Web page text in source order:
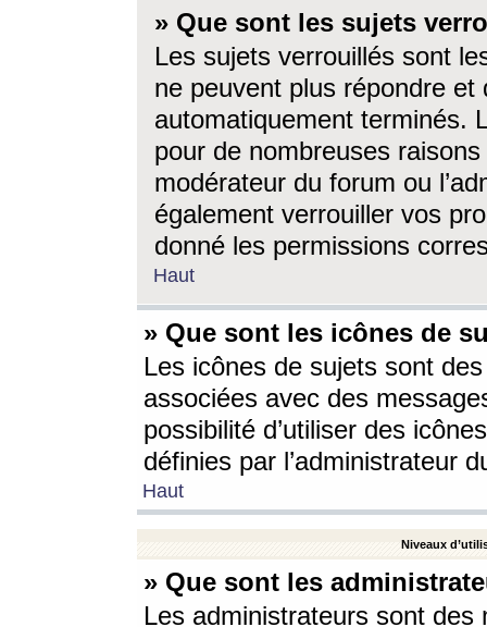
» Que sont les sujets
Les sujets verrouillés sont
ne peuvent plus répondre
automatiquement terminés.
pour de nombreuses
modérateur du forum ou
également verrouiller vos
donné les permissions
Haut
» Que sont les icônes de
Les icônes de sujets sont
associées avec des
possibilité d’utiliser des
définies par l’administrateur
Haut
Niveaux
» Que sont les
Les administrateurs sont